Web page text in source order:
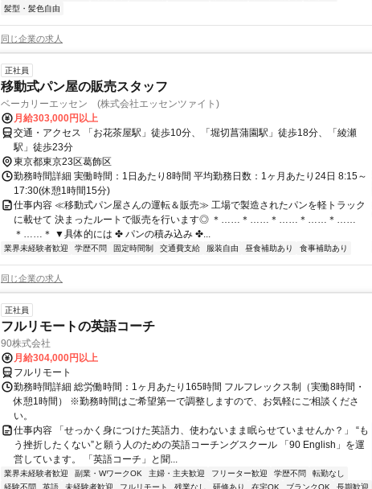
髪型・髪色自由
同じ企業の求人
正社員
移動式パン屋の販売スタッフ
ベーカリーエッセン (株式会社エッセンツァイト)
月給303,000円以上
交通・アクセス 「お花茶屋駅」徒歩10分、「堀切菖蒲園駅」徒歩18分、「綾瀬
駅」徒歩23分
東京都東京23区葛飾区
勤務時間詳細 実働時間：1日あたり8時間 平均勤務日数：1ヶ月あたり24日 8:15～
17:30(休憩1時間15分)
仕事内容 ≪移動式パン屋さんの運転＆販売≫ 工場で製造されたパンを軽トラック
に載せて 決まったルートで販売を行います◎ ＊……＊……＊……＊……＊……
＊……＊ ▼具体的には ✤ パンの積み込み ✤...
業界未経験者歓迎 学歴不問 固定時間制 交通費支給 服装自由 昼食補助あり 食事補助あり
同じ企業の求人
正社員
フルリモートの英語コーチ
90株式会社
月給304,000円以上
フルリモート
勤務時間詳細 総労働時間：1ヶ月あたり165時間 フルフレックス制（実働8時間・
休憩1時間） ※勤務時間はご希望第一で調整しますので、お気軽にご相談くださ
い。
仕事内容 「せっかく身につけた英語力、使わないまま眠らせていませんか？」 “も
う挫折したくない”と願う人のための英語コーチングスクール 「90 English」を運
営しています。 「英語コーチ」と聞...
業界未経験者歓迎 副業・WワークOK 主婦・主夫歓迎 フリーター歓迎 学歴不問
転勤なし
経験不問
英語 未経験者歓迎 フルリモート 残業なし 研修あり 在宅OK ブランクOK 長期歓迎